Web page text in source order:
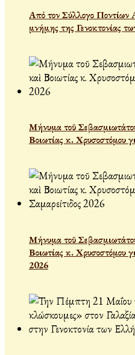
Από τον Σύλλογο Ποντίων
μνήμης της Γενοκτονίας
Μήνυμα τοῦ
Βοιωτίας κ. Χρυσοστόμου
Μήνυμα τοῦ
Βοιωτίας κ. Χρυσοστόμου
2026